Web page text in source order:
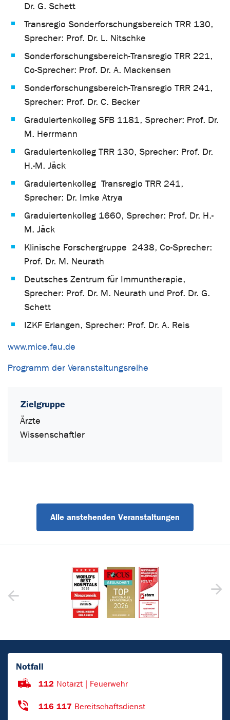
Dr. G. Schett
Transregio Sonderforschungsbereich TRR 130,
Sprecher: Prof. Dr. L. Nitschke
Sonderforschungsbereich-Transregio TRR 221,
Co-Sprecher: Prof. Dr. A. Mackensen
Sonderforschungsbereich-Transregio TRR 241,
Sprecher: Prof. Dr. C. Becker
Graduiertenkolleg SFB 1181, Sprecher: Prof. Dr.
M. Herrmann
Graduiertenkolleg TRR 130, Sprecher: Prof. Dr.
H.-M. Jäck
Graduiertenkolleg Transregio TRR 241,
Sprecher: Dr. Imke Atrya
Graduiertenkolleg 1660, Sprecher: Prof. Dr. H.-
M. Jäck
Klinische Forschergruppe 2438, Co-Sprecher:
Prof. Dr. M. Neurath
Deutsches Zentrum für Immuntherapie,
Sprecher: Prof. Dr. M. Neurath und Prof. Dr. G.
Schett
IZKF Erlangen, Sprecher: Prof. Dr. A. Reis
www.mice.fau.de
Programm der Veranstaltungsreihe
Zielgruppe
Ärzte
Wissenschaftler
Alle anstehenden Veranstaltungen
Notfall
112 Notarzt | Feuerwehr
116 117 Bereitschaftsdienst